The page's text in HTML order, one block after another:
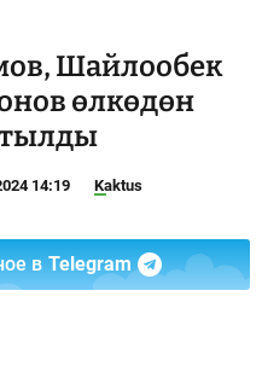
Шайлообек
өлкөдөн
14:19 Kaktus
в Telegram